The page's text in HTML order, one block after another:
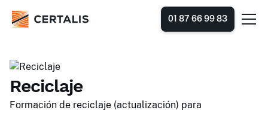
01 87 66 99 83
Reciclaje
Formación de reciclaje (actualización) para